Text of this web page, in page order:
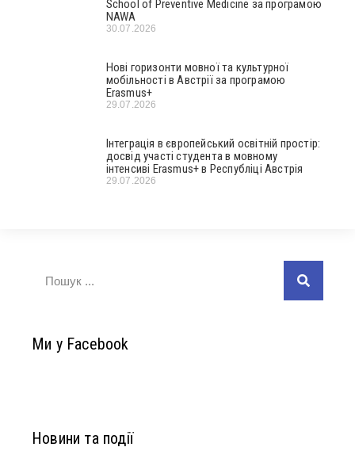
School of Preventive Medicine за програмою
NAWA
30.07.2026
Нові горизонти мовної та культурної
мобільності в Австрії за програмою
Erasmus+
29.07.2026
Інтеграція в європейський освітній простір:
досвід участі студента в мовному
інтенсиві Erasmus+ в Республіці Австрія
29.07.2026
Ми у Facebook
Новини та події